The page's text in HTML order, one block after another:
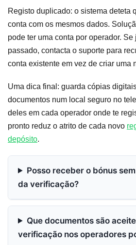
Registo duplicado: o sistema deteta
conta com os mesmos dados.
pode ter uma conta por operador.
passado, contacta o suporte para
conta existente em vez de criar uma
Uma dica final: guarda cópias
documentos num local seguro no
deles em cada operador onde te
pronto reduz o atrito de cada novo
depósito.
Posso receber o bónus
da verificação?
Que documentos são
verificação nos operadores